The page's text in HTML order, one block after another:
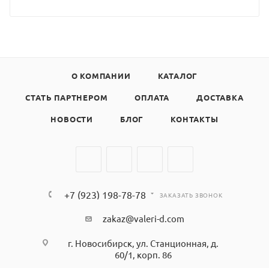
О КОМПАНИИ КАТАЛОГ
СТАТЬ ПАРТНЕРОМ ОПЛАТА ДОСТАВКА
НОВОСТИ БЛОГ КОНТАКТЫ
+7 (923) 198-78-78 ЗАКАЗАТЬ ЗВОНОК
zakaz@valeri-d.com
г. Новосибирск, ул. Станционная, д.
60/1, корп. 86